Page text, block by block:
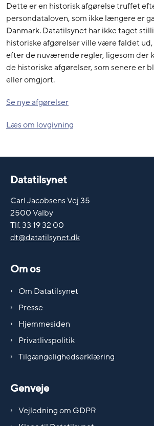
Dette er en historisk afgørelse truffet
persondataloven, som ikke længere er
Danmark. Datatilsynet har ikke taget
historiske afgørelser ville være faldet
efter de nuværende regler, ligesom der
de historiske afgørelser, som senere er
eller omgjort.
Se nye afgørelser
Læs om lovgivning
Datatilsynet
Carl Jacobsens Vej 35
2500 Valby
Tlf. 33 19 32 00
dt@datatilsynet.dk
Om os
Om Datatilsynet
Presse
Hjemmesiden
Privatlivspolitik
Tilgængelighedserklæring
Genveje
Vejledning om GDPR